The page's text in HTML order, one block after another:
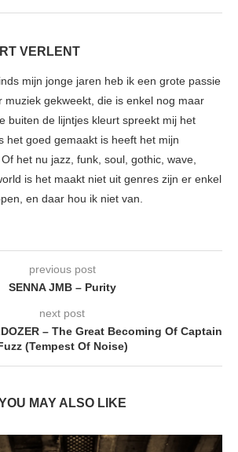
VERLENT
mijn jonge jaren heb ik een grote passie
muziek gekweekt, die is enkel nog maar
buiten de lijntjes kleurt spreekt mij het
het goed gemaakt is heeft het mijn
het nu jazz, funk, soul, gothic, wave,
is het maakt niet uit genres zijn er enkel
en daar hou ik niet van.
previous post
SENNA JMB – Purity
next post
– The Great Becoming Of Captain
(Tempest Of Noise)
MAY ALSO LIKE